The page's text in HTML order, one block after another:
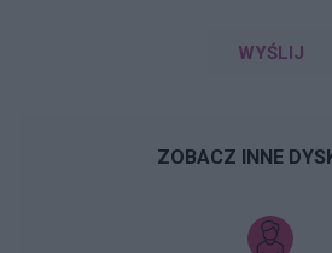
WYŚLIJ
ZOBACZ INNE